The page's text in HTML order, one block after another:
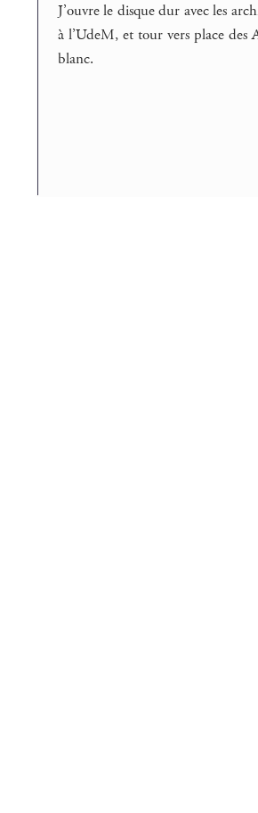
J’ouvre le disque dur avec les
à l’UdeM, et tour vers place des
blanc.